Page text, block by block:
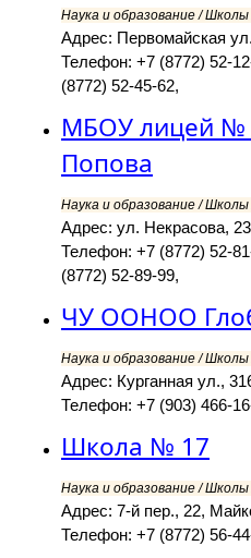
Наука и образование / Школы
Адрес: Первомайская
Телефон: +7 (8772) 52-
(8772) 52-45-62,
МБОУ лицей №
Попова
Наука и образование / Школы
Адрес: ул. Некрасова,
Телефон: +7 (8772) 52-
(8772) 52-89-99,
ЧУ ООНОО
Наука и образование /
Адрес: Курганная ул.,
Телефон: +7 (903) 466-
Школа № 17
Наука и образование /
Адрес: 7-й пер., 22,
Телефон: +7 (8772) 56-